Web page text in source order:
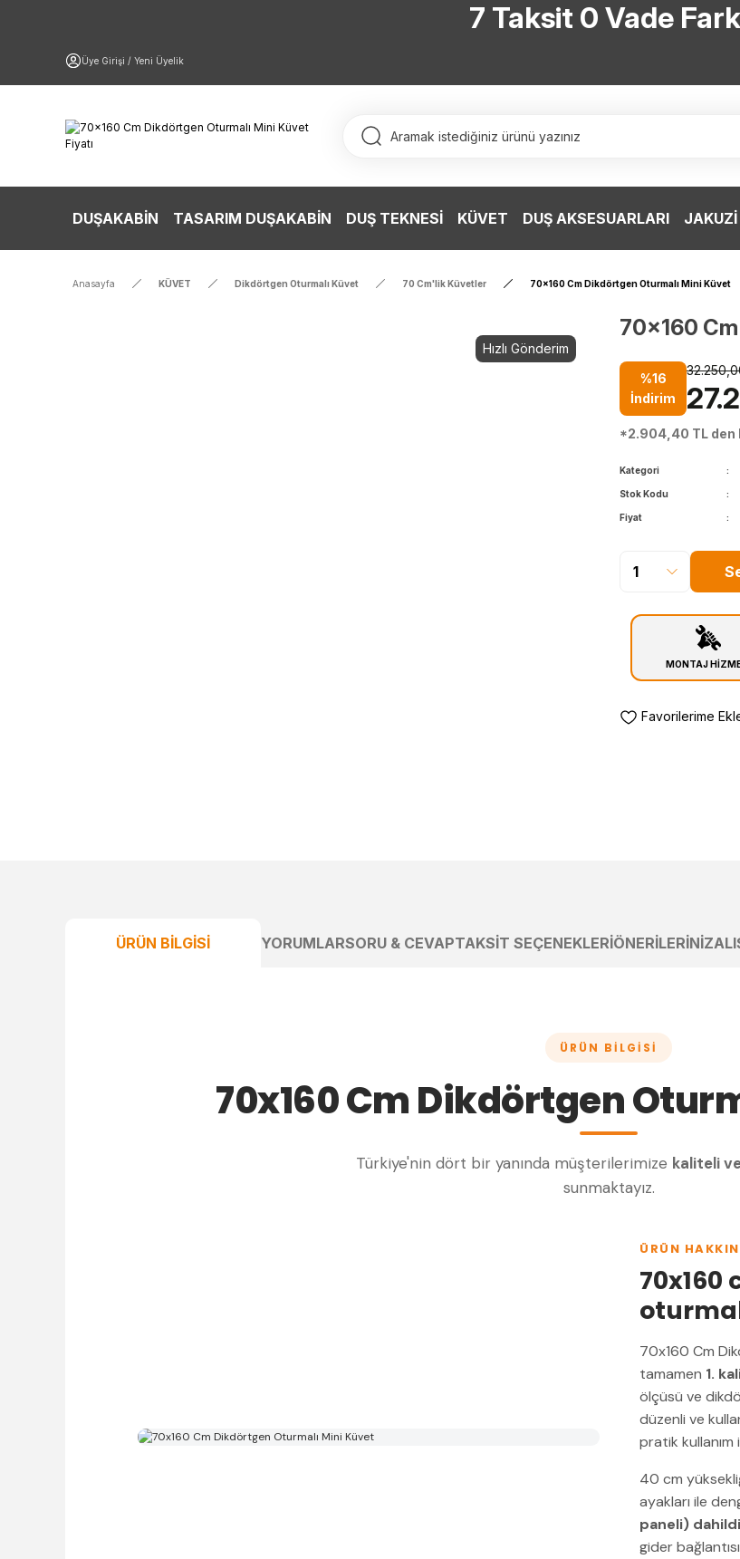
7 Taksit 0 Vade
Üye Girişi / Yeni Üyelik
TÜRKİYE’NİN HERYERİNE ÜCRETSİZ KARGO
DUŞAKABİN TASARIM DUŞAKABİN DUŞ TEKNESİ KÜVET DUŞ AKSESUARLARI JAKUZİ
Anasayfa KÜVET Dikdörtgen Oturmalı Küvet 70 Cm'lik Küvetler 70x160 Cm Dikdörtgen Oturmalı Mini Küvet
Hızlı Gönderim
70x160
%16
İndirim
*2.904,40 TL den
Kategori
Stok Kodu
Fiyat
MONTAJ
ÜRÜN BILGISI YORUMLARSORU & CEVAPTAKSIT SEÇENEKLERIÖNERILERINIZ
ÜRÜN BILGISI
70x160 Cm Dikdörtgen
Türkiye'nin dört bir yanında müşterilerimize kaliteli
sunmaktayız.
ÜRÜN
70x160 Cm
tamamen 1.
ölçüsü ve
düzenli ve
pratik
40 cm
ayakları ile
paneli)
gider